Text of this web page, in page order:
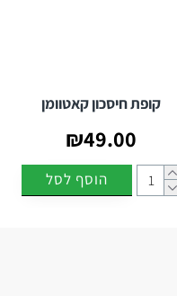
קופת חיסכון קאטוומן
₪49.00
הוסף לסל